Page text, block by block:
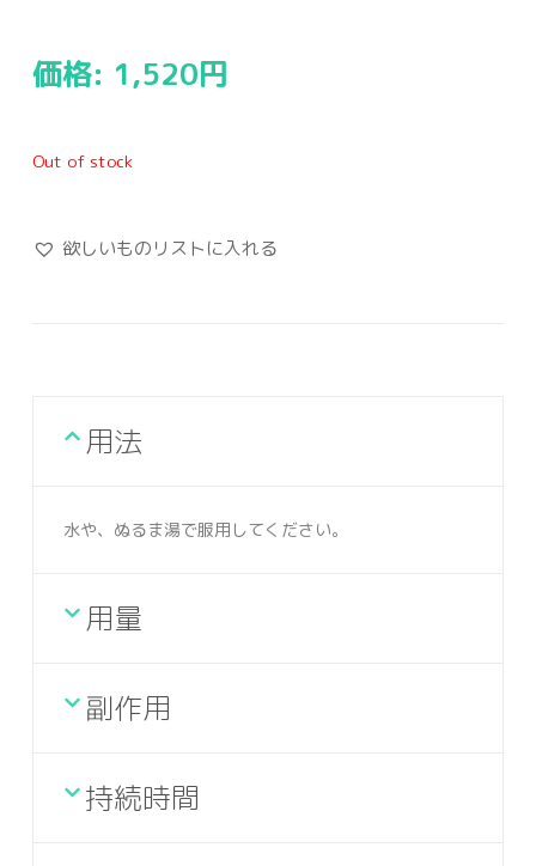
価格: 1,520円
Out of stock
欲しいものリストに入れる
用法
水や、ぬるま湯で服用してください。
用量
副作用
持続時間